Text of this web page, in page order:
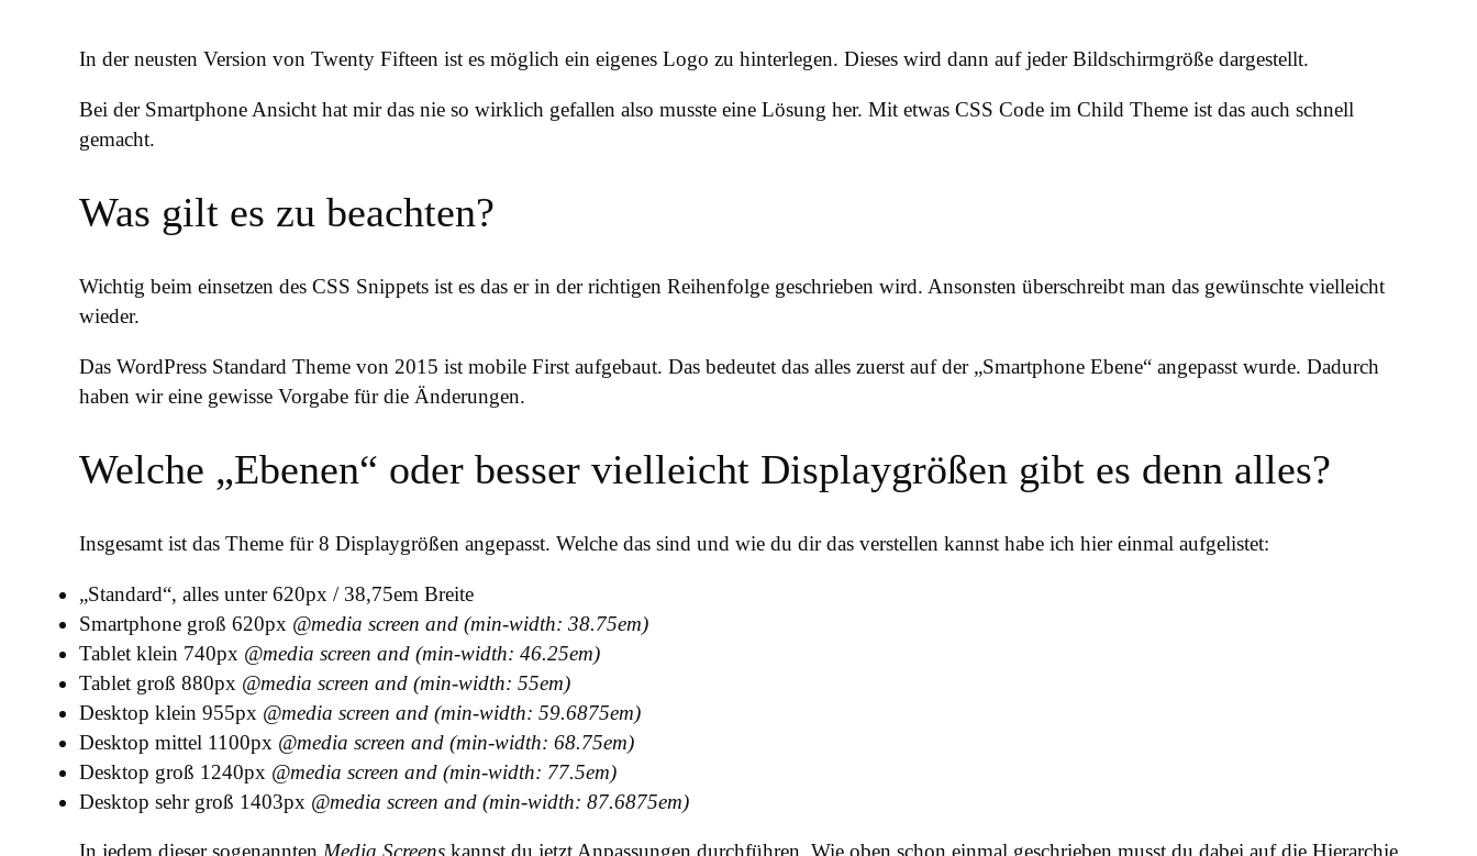
In der neusten Version von Twenty Fifteen ist es möglich ein eigenes Logo zu hinterlegen. Dieses wird dann auf jeder Bildschirmgröße dargestellt.
Bei der Smartphone Ansicht hat mir das nie so wirklich gefallen also musste eine Lösung her. Mit etwas CSS Code im Child Theme ist das auch schnell
gemacht.
Was gilt es zu beachten?
Wichtig beim einsetzen des CSS Snippets ist es das er in der richtigen Reihenfolge geschrieben wird. Ansonsten überschreibt man das gewünschte vielleicht
wieder.
Das WordPress Standard Theme von 2015 ist mobile First aufgebaut. Das bedeutet das alles zuerst auf der „Smartphone Ebene“ angepasst wurde. Dadurch
haben wir eine gewisse Vorgabe für die Änderungen.
Welche „Ebenen“ oder besser vielleicht Displaygrößen gibt es denn alles?
Insgesamt ist das Theme für 8 Displaygrößen angepasst. Welche das sind und wie du dir das verstellen kannst habe ich hier einmal aufgelistet:
„Standard“, alles unter 620px / 38,75em Breite
Smartphone groß 620px @media screen and (min-width: 38.75em)
Tablet klein 740px @media screen and (min-width: 46.25em)
Tablet groß 880px @media screen and (min-width: 55em)
Desktop klein 955px @media screen and (min-width: 59.6875em)
Desktop mittel 1100px @media screen and (min-width: 68.75em)
Desktop groß 1240px @media screen and (min-width: 77.5em)
Desktop sehr groß 1403px @media screen and (min-width: 87.6875em)
In jedem dieser sogenannten Media Screens kannst du jetzt Anpassungen durchführen. Wie oben schon einmal geschrieben musst du dabei auf die Hierarchie